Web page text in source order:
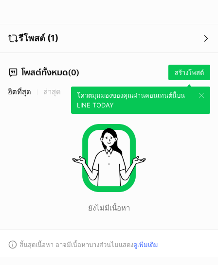
รีโพสต์ (1)
โพสต์ทั้งหมด(0) สร้างโพสต์
โควตมุมมองของคุณผ่านคอนเทนต์นี้บน
LINE TODAY
ฮิตที่สุด ล่าสุด
ยังไม่มีเนื้อหา
สิ้นสุดเนื้อหา อาจมีเนื้อหาบางส่วนไม่แสดงดูเพิ่มเติม